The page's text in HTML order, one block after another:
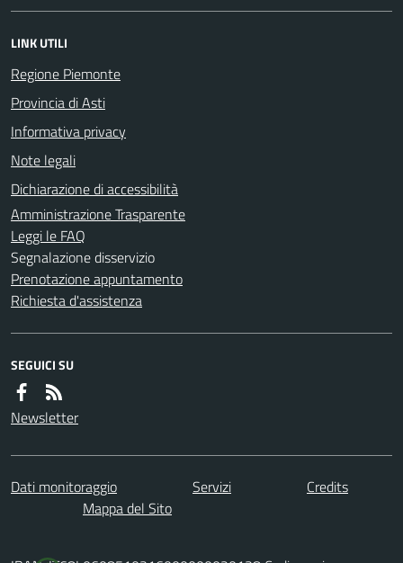
LINK UTILI
Regione Piemonte
Provincia di Asti
Informativa privacy
Note legali
Dichiarazione di accessibilità
Amministrazione Trasparente
Leggi le FAQ
Segnalazione disservizio
Prenotazione appuntamento
Richiesta d'assistenza
SEGUICI SU
Newsletter
Dati monitoraggio Servizi
Credits
Mappa del Sito